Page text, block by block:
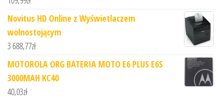
Novitus HD Online z Wyświetlaczem
wolnostojącym
3 688,77zł
MOTOROLA ORG BATERIA MOTO E6 PLUS E6S
3000MAH KC40
40,03zł